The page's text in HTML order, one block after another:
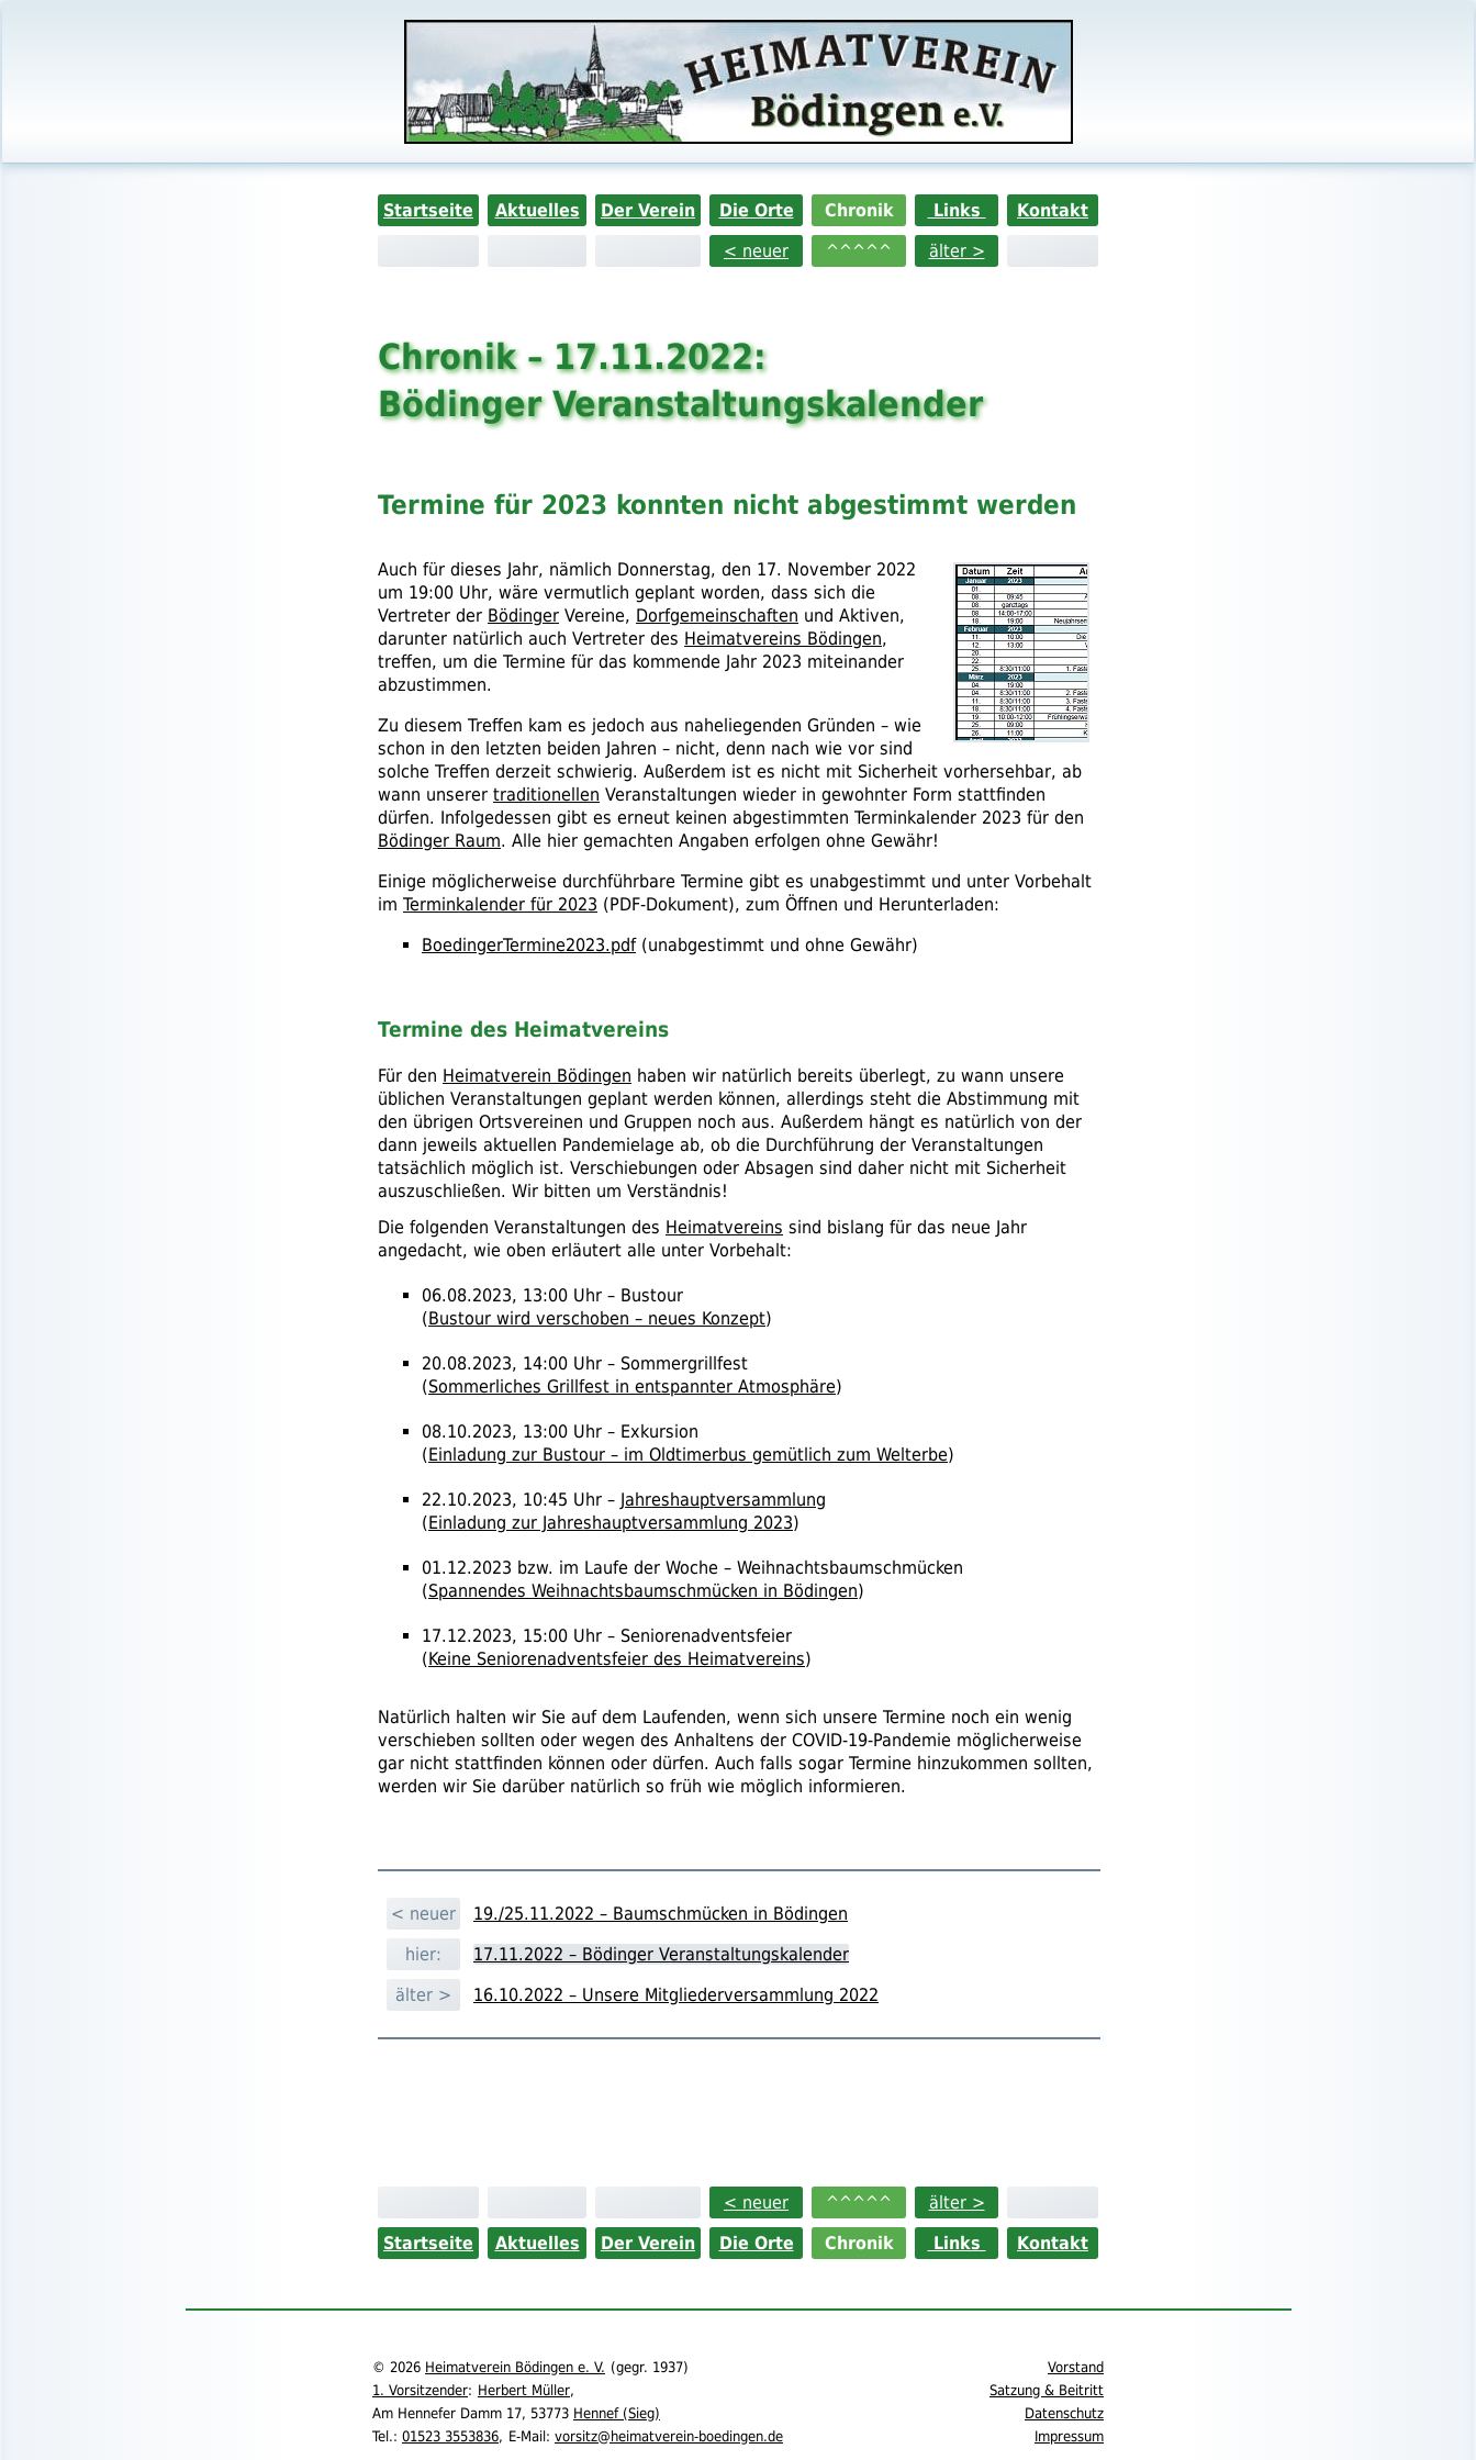
Startseite Aktuelles Der Verein Die Orte Chronik Links
Kontakt
< neuer
^^^^^ älter >
Chronik – 17.11.2022:
Bödinger Veranstaltungskalender
Termine für 2023 konnten nicht abgestimmt werden
Auch für dieses Jahr, nämlich Donnerstag, den 17. November 2022
um 19:00 Uhr, wäre vermutlich geplant worden, dass sich die
Vertreter der Bödinger Vereine, Dorfgemeinschaften und Aktiven,
darunter natürlich auch Vertreter des Heimatvereins Bödingen,
treffen, um die Termine für das kommende Jahr 2023 miteinander
abzustimmen.
Zu diesem Treffen kam es jedoch aus naheliegenden Gründen – wie
schon in den letzten beiden Jahren – nicht, denn nach wie vor sind
solche Treffen derzeit schwierig. Außerdem ist es nicht mit Sicherheit vorhersehbar, ab
wann unserer traditionellen Veranstaltungen wieder in gewohnter Form stattfinden
dürfen. Infolgedessen gibt es erneut keinen abgestimmten Terminkalender 2023 für den
Bödinger Raum. Alle hier gemachten Angaben erfolgen ohne Gewähr!
Einige möglicherweise durchführbare Termine gibt es unabgestimmt und unter Vorbehalt
im Terminkalender für 2023 (PDF-Dokument), zum Öffnen und Herunterladen:
BoedingerTermine2023.pdf(unabgestimmt und ohne Gewähr)
Termine des Heimatvereins
Für den Heimatverein Bödingen haben wir natürlich bereits überlegt, zu wann unsere
üblichen Veranstaltungen geplant werden können, allerdings steht die Abstimmung mit
den übrigen Ortsvereinen und Gruppen noch aus. Außerdem hängt es natürlich von der
dann jeweils aktuellen Pandemielage ab, ob die Durchführung der Veranstaltungen
tatsächlich möglich ist. Verschiebungen oder Absagen sind daher nicht mit Sicherheit
auszuschließen. Wir bitten um Verständnis!
Die folgenden Veranstaltungen des Heimatvereins sind bislang für das neue Jahr
angedacht, wie oben erläutert alle unter Vorbehalt:
06.08.2023, 13:00 Uhr – Bustour
(Bustour wird verschoben – neues Konzept)
20.08.2023, 14:00 Uhr – Sommergrillfest
(Sommerliches Grillfest in entspannter Atmosphäre)
08.10.2023, 13:00 Uhr – Exkursion
(Einladung zur Bustour – im Oldtimerbus gemütlich zum Welterbe)
22.10.2023, 10:45 Uhr – Jahreshauptversammlung
(Einladung zur Jahreshauptversammlung 2023)
01.12.2023 bzw. im Laufe der Woche – Weihnachtsbaumschmücken
(Spannendes Weihnachtsbaumschmücken in Bödingen)
17.12.2023, 15:00 Uhr – Seniorenadventsfeier
(Keine Seniorenadventsfeier des Heimatvereins)
Natürlich halten wir Sie auf dem Laufenden, wenn sich unsere Termine noch ein wenig
verschieben sollten oder wegen des Anhaltens der COVID-19-Pandemie möglicherweise
gar nicht stattfinden können oder dürfen. Auch falls sogar Termine hinzukommen sollten,
werden wir Sie darüber natürlich so früh wie möglich informieren.
< neuer
19./25.11.2022 – Baumschmücken in Bödingen
hier:
17.11.2022 – Bödinger Veranstaltungskalender
älter >
16.10.2022 – Unsere Mitgliederversammlung 2022
< neuer ^^^^^
älter >
Startseite
Aktuelles Der Verein Die Orte Chronik Links Kontakt
© 2026 Heimatverein Bödingen e. V. (gegr. 1937)
1. Vorsitzender: Herbert Müller,
Am Hennefer Damm 17, 53773 Hennef (Sieg)
Tel.: 01523 3553836, E-Mail: vorsitz@heimatverein-boedingen.de
Vorstand
Satzung & Beitritt
Datenschutz
Impressum